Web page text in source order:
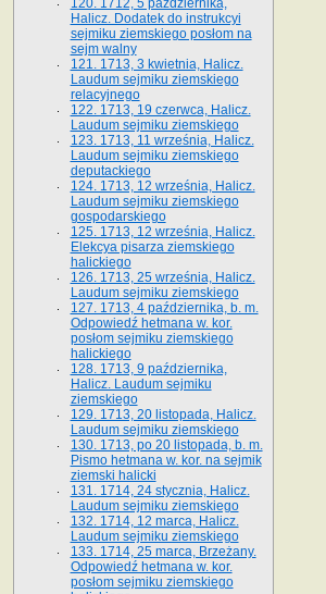
120. 1712, 5 października,
Halicz. Dodatek do instrukcyi
sejmiku ziemskiego posłom na
sejm walny
121. 1713, 3 kwietnia, Halicz.
Laudum sejmiku ziemskiego
relacyjnego
122. 1713, 19 czerwca, Halicz.
Laudum sejmiku ziemskiego
123. 1713, 11 września, Halicz.
Laudum sejmiku ziemskiego
deputackiego
124. 1713, 12 września, Halicz.
Laudum sejmiku ziemskiego
gospodarskiego
125. 1713, 12 września, Halicz.
Elekcya pisarza ziemskiego
halickiego
126. 1713, 25 września, Halicz.
Laudum sejmiku ziemskiego
127. 1713, 4 października, b. m.
Odpowiedź hetmana w. kor.
posłom sejmiku ziemskiego
halickiego
128. 1713, 9 października,
Halicz. Laudum sejmiku
ziemskiego
129. 1713, 20 listopada, Halicz.
Laudum sejmiku ziemskiego
130. 1713, po 20 listopada, b. m.
Pismo hetmana w. kor. na sejmik
ziemski halicki
131. 1714, 24 stycznia, Halicz.
Laudum sejmiku ziemskiego
132. 1714, 12 marca, Halicz.
Laudum sejmiku ziemskiego
133. 1714, 25 marca, Brzeżany.
Odpowiedź hetmana w. kor.
posłom sejmiku ziemskiego